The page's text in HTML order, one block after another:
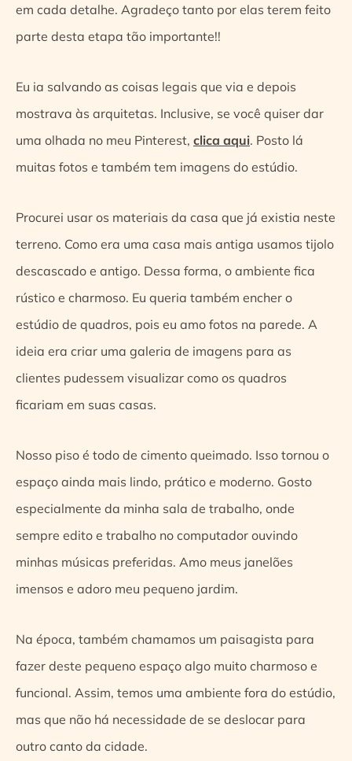
em cada detalhe. Agradeço tanto por elas terem feito
parte desta etapa tão importante!!
Eu ia salvando as coisas legais que via e depois
mostrava às arquitetas. Inclusive, se você quiser dar
uma olhada no meu Pinterest, clica aqui. Posto lá
muitas fotos e também tem imagens do estúdio.
Procurei usar os materiais da casa que já existia neste
terreno. Como era uma casa mais antiga usamos tijolo
descascado e antigo. Dessa forma, o ambiente fica
rústico e charmoso. Eu queria também encher o
estúdio de quadros, pois eu amo fotos na parede. A
ideia era criar uma galeria de imagens para as
clientes pudessem visualizar como os quadros
ficariam em suas casas.
Nosso piso é todo de cimento queimado. Isso tornou o
espaço ainda mais lindo, prático e moderno. Gosto
especialmente da minha sala de trabalho, onde
sempre edito e trabalho no computador ouvindo
minhas músicas preferidas. Amo meus janelões
imensos e adoro meu pequeno jardim.
Na época, também chamamos um paisagista para
fazer deste pequeno espaço algo muito charmoso e
funcional. Assim, temos uma ambiente fora do estúdio,
mas que não há necessidade de se deslocar para
outro canto da cidade.